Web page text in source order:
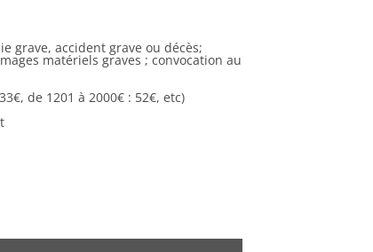
grave, accident grave ou décès;
matériels graves ; convocation au
de 1201 à 2000€ : 52€, etc)